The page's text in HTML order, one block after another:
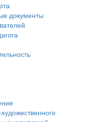
документы